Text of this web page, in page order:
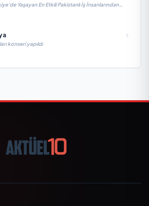
Yaşayan En Etkili Pakistanlı İş İnsanlarından
konseri yapıldı